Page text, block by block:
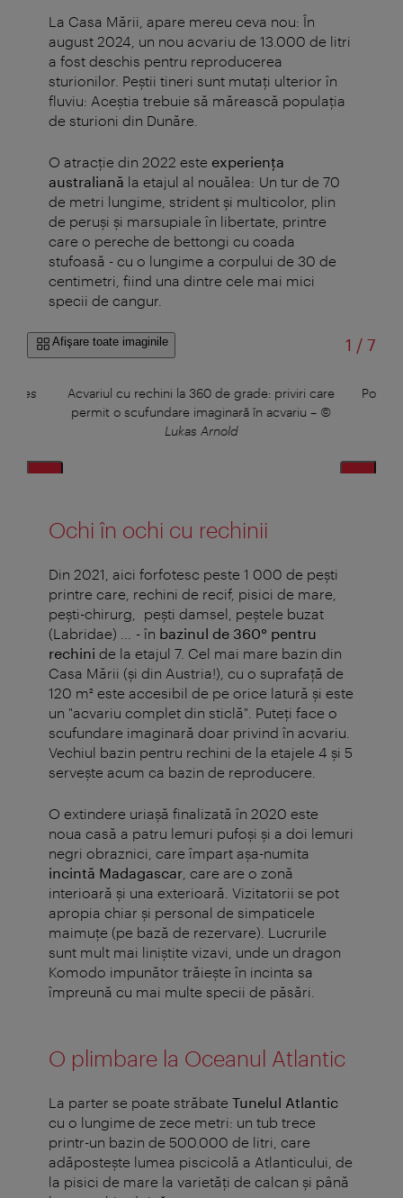
La Casa Mării, apare mereu ceva nou: În
august 2024, un nou acvariu de 13.000 de litri
a fost deschis pentru reproducerea
sturionilor. Peștii tineri sunt mutaţi ulterior în
fluviu: Aceştia trebuie să mărească populaţia
de sturioni din Dunăre.
O atracţie din 2022 este experienţa
australiană la etajul al nouălea: Un tur de 70
de metri lungime, strident şi multicolor, plin
de peruşi şi marsupiale în libertate, printre
care o pereche de bettongi cu coada
stufoasă - cu o lungime a corpului de 30 de
centimetri, fiind una dintre cele mai mici
specii de cangur.
Afişare toate imaginile 1 /din
7
des
Acvariul cu rechini la 360 de grade: priviri care
permit o scufundare imaginară în acvariu – ©
Lukas Arnold
Ochi în ochi cu rechinii
Din 2021, aici forfotesc peste 1 000 de peşti
printre care, rechini de recif, pisici de mare,
peşti-chirurg, peşti damsel, peştele buzat
(Labridae) ... - în bazinul de 360° pentru
rechini de la etajul 7. Cel mai mare bazin din
Casa Mării (şi din Austria!), cu o suprafaţă de
120 m² este accesibil de pe orice latură şi este
un "acvariu complet din sticlă". Puteţi face o
scufundare imaginară doar privind în acvariu.
Vechiul bazin pentru rechini de la etajele 4 şi 5
serveşte acum ca bazin de reproducere.
O extindere uriașă finalizată în 2020 este
noua casă a patru lemuri pufoși și a doi lemuri
negri obraznici, care împart așa-numita
incintă Madagascar , care are o zonă
interioară și una exterioară. Vizitatorii se pot
apropia chiar și personal de simpaticele
maimuțe (pe bază de rezervare). Lucrurile
sunt mult mai liniștite vizavi, unde un dragon
Komodo impunător trăiește în incinta sa
împreună cu mai multe specii de păsări.
O plimbare la Oceanul Atlantic
La parter se poate străbate Tunelul Atlantic
cu o lungime de zece metri: un tub trece
printr-un bazin de 500.000 de litri, care
adăposteşte lumea piscicolă a Atlanticului, de
la pisici de mare la varietăţi de calcan şi până